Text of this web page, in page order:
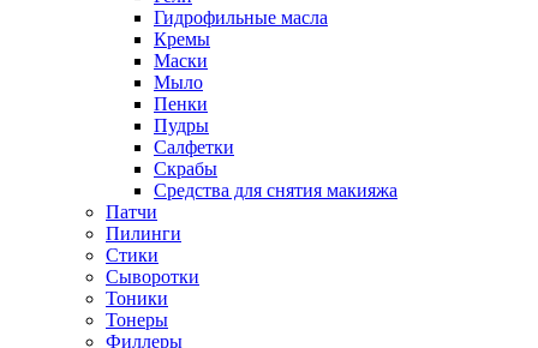
Гидрофильные масла
Кремы
Маски
Мыло
Пенки
Пудры
Салфетки
Скрабы
Средства для снятия макияжа
Патчи
Пилинги
Стики
Сыворотки
Тоники
Тонеры
Филлеры